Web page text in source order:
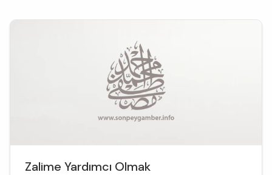
Zalime Yardımcı Olmak